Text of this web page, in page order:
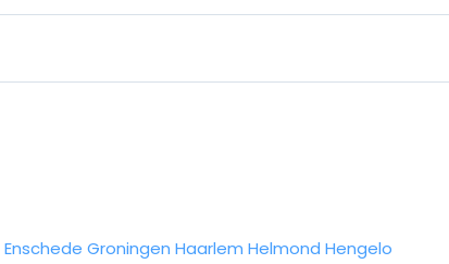
Enschede Groningen Haarlem Helmond Hengelo